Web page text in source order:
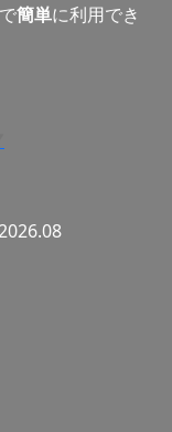
簡単に利用でき